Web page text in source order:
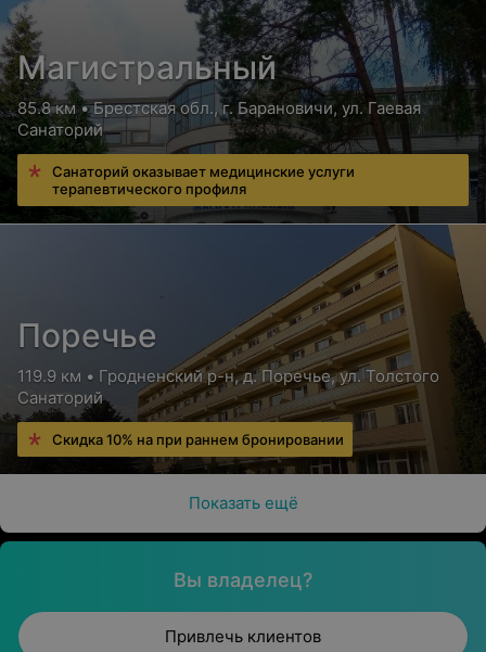
Магистральный
85.8 км • Брестская обл., г. Барановичи, ул. Гаевая
Санаторий
Санаторий оказывает медицинские услуги
терапевтического профиля
Поречье
119.9 км • Гродненский р-н, д. Поречье, ул. Толстого
Санаторий
Скидка 10% на при раннем бронировании
Показать ещё
Вы владелец?
Привлечь клиентов